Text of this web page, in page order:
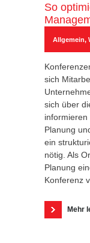
So
Allgemein,
sich
sich über
Planung
ein
nötig. Als
Planung
Konferenz
Mehr